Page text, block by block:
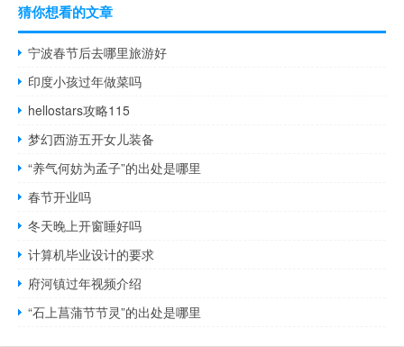
猜你想看的文章
宁波春节后去哪里旅游好
印度小孩过年做菜吗
hellostars攻略115
梦幻西游五开女儿装备
“养气何妨为孟子”的出处是哪里
春节开业吗
冬天晚上开窗睡好吗
计算机毕业设计的要求
府河镇过年视频介绍
“石上菖蒲节节灵”的出处是哪里